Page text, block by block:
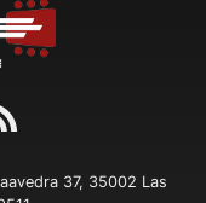
37, 35002 Las